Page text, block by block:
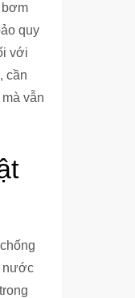
quy
với
cần
vẫn
nước